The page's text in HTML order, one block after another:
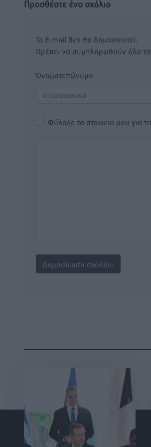
Προσθέστε ένα σχόλιο
Το E-mail δεν θα δημοσιευτεί.
Πρέπει να συμπληρωθούν όλα
Όνοματεπώνυμο
Φύλαξε τα στοιχεία μου για